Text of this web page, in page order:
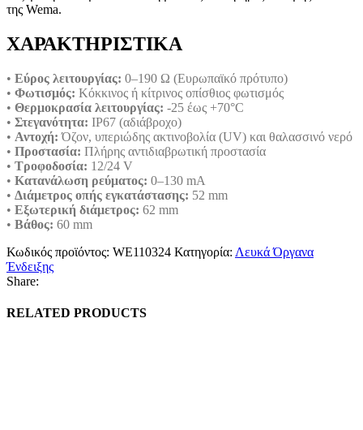
της Wema.
ΧΑΡΑΚΤΗΡΙΣΤΙΚΑ
• Εύρος λειτουργίας: 0–190 Ω (Ευρωπαϊκό πρότυπο)
• Φωτισμός: Κόκκινος ή κίτρινος οπίσθιος φωτισμός
• Θερμοκρασία λειτουργίας: -25 έως +70°C
• Στεγανότητα: IP67 (αδιάβροχο)
• Αντοχή: Όζον, υπεριώδης ακτινοβολία (UV) και θαλασσινό νερό
• Προστασία: Πλήρης αντιδιαβρωτική προστασία
• Τροφοδοσία: 12/24 V
• Κατανάλωση ρεύματος: 0–130 mA
• Διάμετρος οπής εγκατάστασης: 52 mm
• Εξωτερική διάμετρος: 62 mm
• Βάθος: 60 mm
Κωδικός προϊόντος: WE110324 Κατηγορία: Λευκά Όργανα
Ένδειξης
Share:
RELATED PRODUCTS